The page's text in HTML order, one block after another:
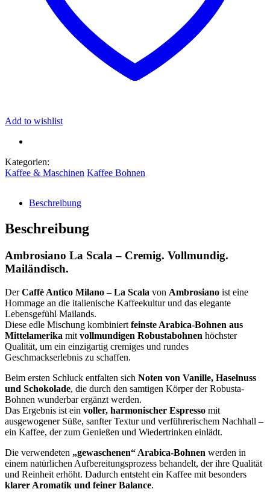
Add to wishlist
Kategorien:
Kaffee & Maschinen Kaffee Bohnen
Beschreibung
Beschreibung
Ambrosiano La Scala – Cremig. Vollmundig.
Mailändisch.
DerCaffè Antico Milano – La Scala von Ambrosiano ist eine
Hommage an die italienische Kaffeekultur und das elegante
Lebensgefühl Mailands.
Diese edle Mischung kombiniert feinste Arabica-Bohnen aus
Mittelamerika mit vollmundigen Robustabohnen höchster
Qualität, um ein einzigartig cremiges und rundes
Geschmackserlebnis zu schaffen.
Beim ersten Schluck entfalten sich Noten von Vanille, Haselnuss
und Schokolade, die durch den samtigen Körper der Robusta-
Bohnen wunderbar ergänzt werden.
Das Ergebnis ist ein voller, harmonischer Espresso mit
ausgewogener Süße, sanfter Textur und verführerischem Nachhall –
ein Kaffee, der zum Genießen und Wiedertrinken einlädt.
Die verwendeten „gewaschenen“ Arabica-Bohnen werden in
einem natürlichen Aufbereitungsprozess behandelt, der ihre Qualität
und Reinheit erhöht. Dadurch entsteht ein Kaffee mit besonders
klarer Aromatik und feiner Balance.